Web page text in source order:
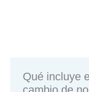
Qué incluye